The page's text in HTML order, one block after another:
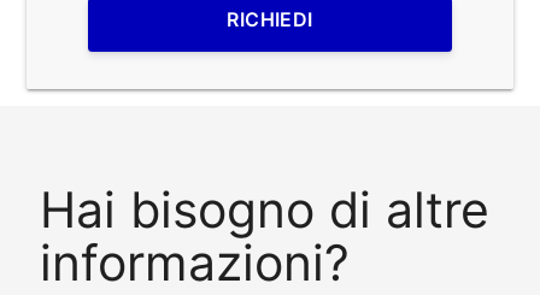
RICHIEDI
Hai bisogno di altre
informazioni?